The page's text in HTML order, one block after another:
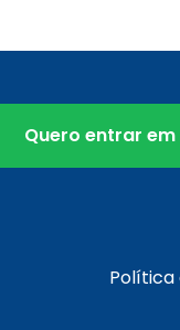
Quero entrar